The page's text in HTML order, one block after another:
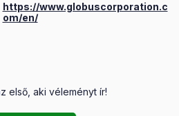
https://www.globuscorporation.c
om/en/
első, aki véleményt ír!